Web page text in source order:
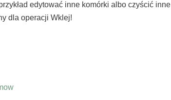
edytować inne komórki albo czyścić inne
dla operacji Wklej!